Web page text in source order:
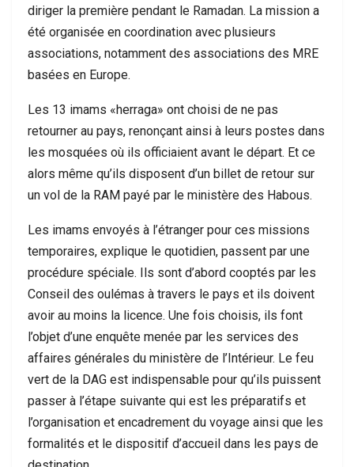
diriger la première pendant le Ramadan. La mission a
été organisée en coordination avec plusieurs
associations, notamment des associations des MRE
basées en Europe.
Les 13 imams «herraga» ont choisi de ne pas
retourner au pays, renonçant ainsi à leurs postes dans
les mosquées où ils officiaient avant le départ. Et ce
alors même qu’ils disposent d’un billet de retour sur
un vol de la RAM payé par le ministère des Habous.
Les imams envoyés à l’étranger pour ces missions
temporaires, explique le quotidien, passent par une
procédure spéciale. Ils sont d’abord cooptés par les
Conseil des oulémas à travers le pays et ils doivent
avoir au moins la licence. Une fois choisis, ils font
l’objet d’une enquête menée par les services des
affaires générales du ministère de l’Intérieur. Le feu
vert de la DAG est indispensable pour qu’ils puissent
passer à l’étape suivante qui est les préparatifs et
l’organisation et encadrement du voyage ainsi que les
formalités et le dispositif d’accueil dans les pays de